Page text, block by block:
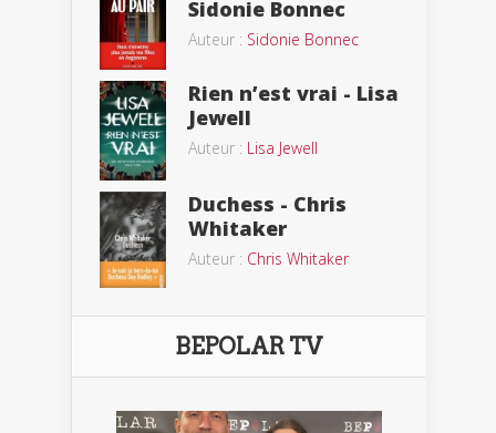
Sidonie Bonnec
Auteur : Sidonie Bonnec
Rien n’est vrai - Lisa
Jewell
Auteur : Lisa Jewell
Duchess - Chris
Whitaker
Auteur : Chris Whitaker
BEPOLAR TV